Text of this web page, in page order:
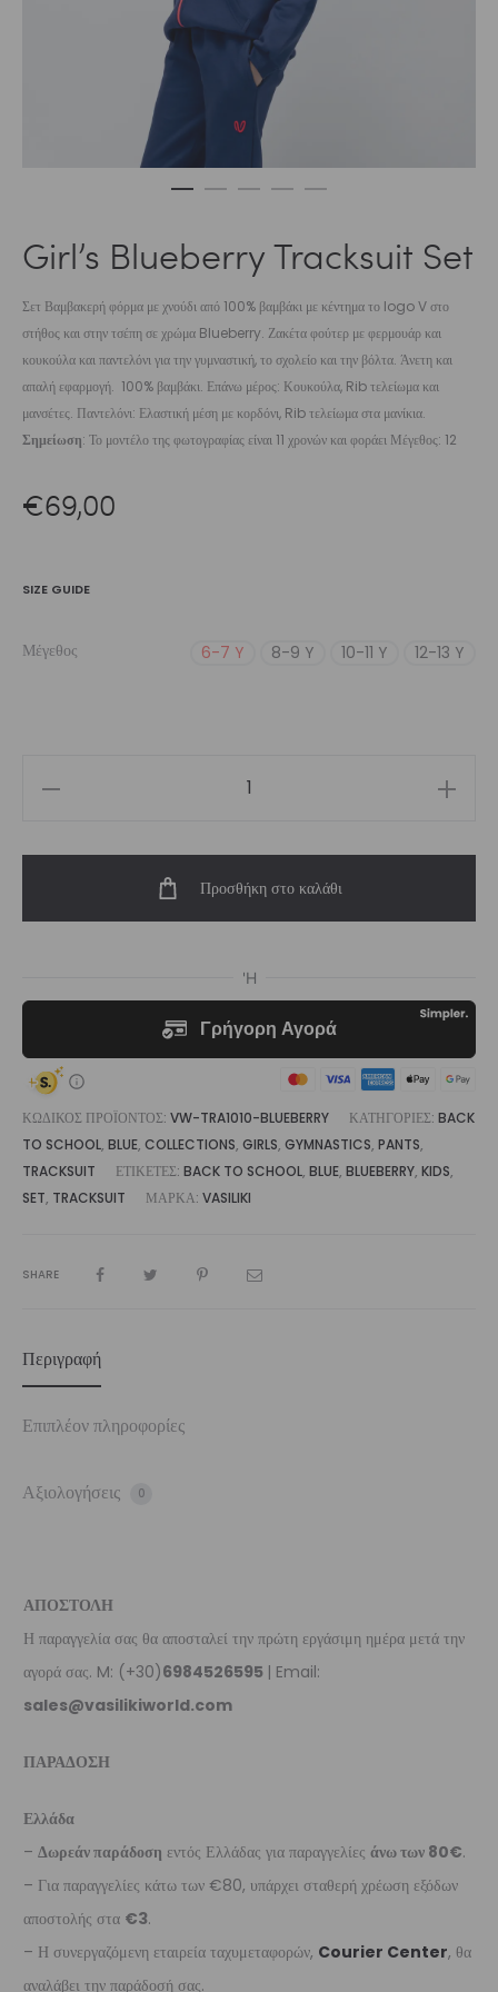
Girl’s Blueberry Tracksuit Set
Σετ Βαμβακερή φόρμα με χνούδι από 100% βαμβάκι με κέντημα το logo V στο
στήθος και στην τσέπη σε χρώμα Blueberry. Ζακέτα φούτερ με φερμουάρ και
κουκούλα και παντελόνι για την γυμναστική, το σχολείο και την βόλτα. Άνετη και
απαλή εφαρμογή. 100% βαμβάκι. Επάνω μέρος: Κουκούλα, Rib τελείωμα και
μανσέτες. Παντελόνι: Ελαστική μέση με κορδόνι, Rib τελείωμα στα μανίκια.
Σημείωση: Το μοντέλο της φωτογραφίας είναι 11 χρονών και φοράει Μέγεθος: 12
€69,00
SIZE GUIDE
Μέγεθος 6-7 Y 8-9 Y 10-11 Y 12-13 Y
ποσότητα
Προσθήκη στο καλάθι
ΚΩΔΙΚΌΣ ΠΡΟΪΌΝΤΟΣ: VW-TRA1010-BLUEBERRY ΚΑΤΗΓΟΡΊΕΣ: BACK
TO SCHOOL, BLUE, COLLECTIONS, GIRLS, GYMNASTICS, PANTS,
TRACKSUIT
ΕΤΙΚΈΤΕΣ: BACK TO SCHOOL, BLUE, BLUEBERRY, KIDS,
SET, TRACKSUIT ΜΆΡΚΑ: VASILIKI
SHARE
Περιγραφή
Επιπλέον πληροφορίες
Αξιολογήσεις 0
ΑΠΟΣΤΟΛΗ
Η παραγγελία σας θα αποσταλεί την πρώτη εργάσιμη ημέρα μετά την
αγορά σας. M: (+30)6984526595 | Email:
sales@vasilikiworld.com
ΠΑΡΑΔΟΣΗ
Ελλάδα
– Δωρεάν παράδοση εντός Ελλάδας για παραγγελίες άνω των 80€.
– Για παραγγελίες κάτω των €80, υπάρχει σταθερή χρέωση εξόδων
αποστολής στα €3.
– Η συνεργαζόμενη εταιρεία ταχυμεταφορών, Courier Center, θα
αναλάβει την παράδοσή σας.